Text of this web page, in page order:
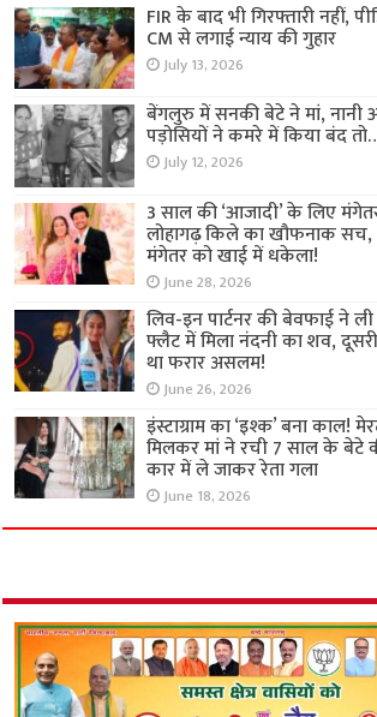
FIR के बाद भी गिरफ्तारी नहीं,
CM से लगाई न्याय की गुहार
July 13, 2026
बेंगलुरु में सनकी बेटे ने मां, नानी
पड़ोसियों ने कमरे में किया बंद
July 12, 2026
3 साल की ‘आजादी’ के लिए
लोहागढ़ किले का खौफनाक सच,
मंगेतर को खाई में धकेला!
June 28, 2026
लिव-इन पार्टनर की बेवफाई ने
फ्लैट में मिला नंदनी का शव,
था फरार असलम!
June 26, 2026
इंस्टाग्राम का ‘इश्क’ बना काल!
मिलकर मां ने रची 7 साल के बेटे
कार में ले जाकर रेता गला
June 18, 2026